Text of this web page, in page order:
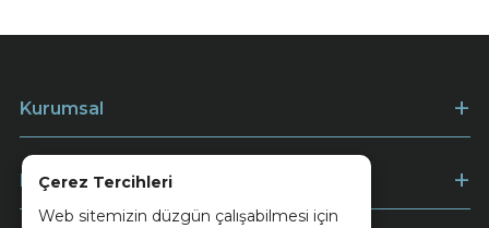
Çerez Tercihleri
Web sitemizin düzgün çalışabilmesi için
Kurumsal
Müşteri Hizmetleri